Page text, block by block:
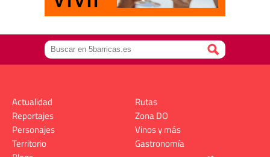
Actualidad
Reportajes
Personajes
Territorio
Rutas
Zona DO
Vinos y más
Gastronomía